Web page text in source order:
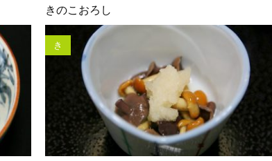
きのこおろし
き